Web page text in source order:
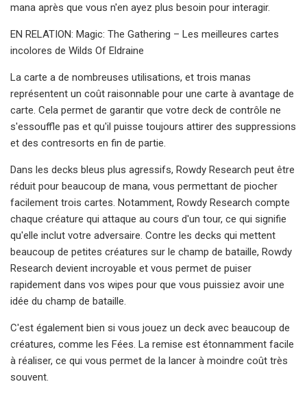
mana après que vous n'en ayez plus besoin pour interagir.
EN RELATION: Magic: The Gathering – Les meilleures cartes
incolores de Wilds Of Eldraine
La carte a de nombreuses utilisations, et trois manas
représentent un coût raisonnable pour une carte à avantage de
carte. Cela permet de garantir que votre deck de contrôle ne
s'essouffle pas et qu'il puisse toujours attirer des suppressions
et des contresorts en fin de partie.
Dans les decks bleus plus agressifs, Rowdy Research peut être
réduit pour beaucoup de mana, vous permettant de piocher
facilement trois cartes. Notamment, Rowdy Research compte
chaque créature qui attaque au cours d'un tour, ce qui signifie
qu'elle inclut votre adversaire. Contre les decks qui mettent
beaucoup de petites créatures sur le champ de bataille, Rowdy
Research devient incroyable et vous permet de puiser
rapidement dans vos wipes pour que vous puissiez avoir une
idée du champ de bataille.
C'est également bien si vous jouez un deck avec beaucoup de
créatures, comme les Fées. La remise est étonnamment facile
à réaliser, ce qui vous permet de la lancer à moindre coût très
souvent.